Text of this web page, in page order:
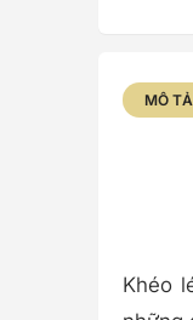
MÔ TẢ
Khéo